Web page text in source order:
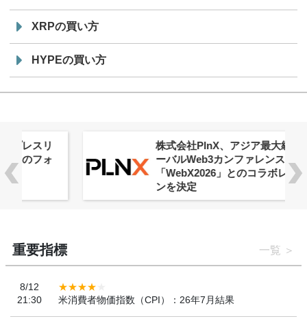
XRPの買い方
HYPEの買い方
株式会社PlnX、アジア最大級のグロ
ーバルWeb3カンファレンス
「WebX2026」とのコラボレーショ
重要指標 一覧
8/12
21:30
米消費者物価指数（CPI）：26年7月結果